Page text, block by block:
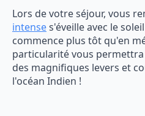
Lors de votre séjour, vous
intenses'éveille avec le
commence plus tôt qu'en
particularité vous
des magnifiques levers et
l'océan Indien !